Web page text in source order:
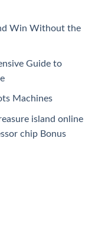
Win Without the
Guide to
Machines
island online
chip Bonus